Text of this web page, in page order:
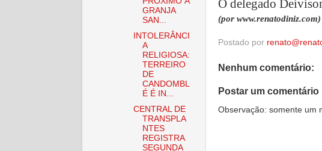
O delegado
(por www.renatodiniz.com)
Postado por
Nenhum comentário:
Postar um comentário
Observação: somente um
GRANJA
SAN...
INTOLERÂNCI
A
RELIGIOSA:
TERREIRO
DE
CANDOMBL
É É IN...
CENTRAL DE
TRANSPLA
NTES
REGISTRA
SEGUNDA